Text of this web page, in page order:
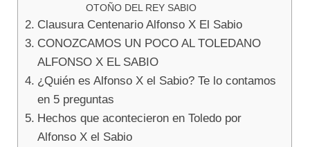
OTOÑO DEL REY SABIO
Clausura Centenario Alfonso X El Sabio
CONOZCAMOS UN POCO AL TOLEDANO
ALFONSO X EL SABIO
¿Quién es Alfonso X el Sabio? Te lo contamos
en 5 preguntas
Hechos que acontecieron en Toledo por
Alfonso X el Sabio